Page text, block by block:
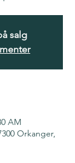
salg
AM
Orkanger,